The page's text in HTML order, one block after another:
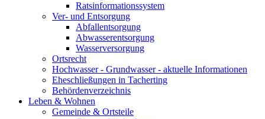
Ratsinformationssystem
Ver- und Entsorgung
Abfallentsorgung
Abwasserentsorgung
Wasserversorgung
Ortsrecht
Hochwasser - Grundwasser - aktuelle Informationen
Eheschließungen in Tacherting
Behördenverzeichnis
Leben & Wohnen
Gemeinde & Ortsteile